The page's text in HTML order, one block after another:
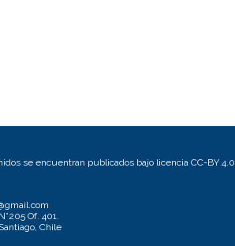
se encuentran publicados bajo licencia CC-BY 4.0
Of. 401.
Chile